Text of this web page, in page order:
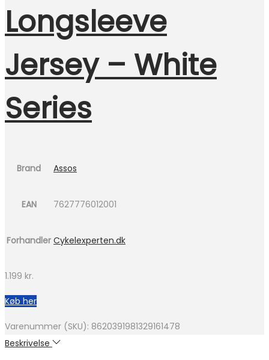
Longsleeve
Jersey – White
Series
Brand Assos
EAN 7627776012001
Forhandler Cykelexperten.dk
1.199 kr.
Køb her
Varenummer (SKU): 8620391981329161478
Beskrivelse